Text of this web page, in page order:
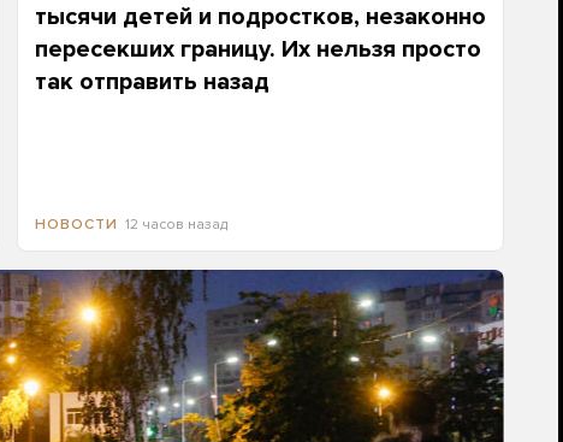
тысячи детей и подростков, незаконно
пересекших границу. Их нельзя просто
так отправить назад
НОВОСТИ 12 часов назад